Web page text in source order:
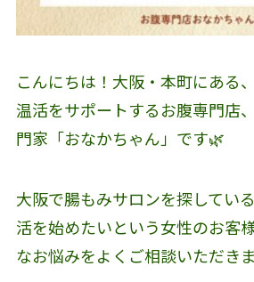
こんにちは！大阪・本町にある
温活をサポートするお腹専門店
門家「おなかちゃん」です🌿
大阪で腸もみサロンを探してい
活を始めたいという女性のお客
なお悩みをよくご相談いただきま